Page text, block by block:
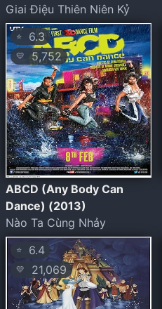
Giai Điệu Thiên Niên Kỷ
⭐ 6.3
💛 5,752
ABCD (Any Body Can
Dance) (2013)
Nào Ta Cùng Nhảy
⭐ 6.4
💛 21,069